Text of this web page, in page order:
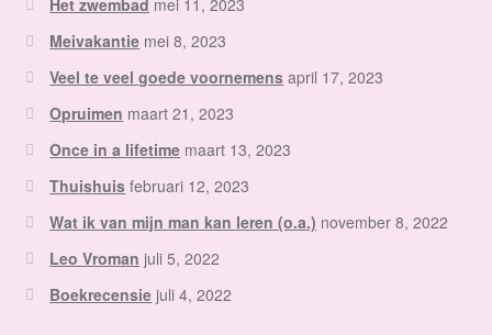
Meivakantie mei 8, 2023
Veel te veel goede voornemens april 17, 2023
Opruimen maart 21, 2023
Once in a lifetime maart 13, 2023
Thuishuis februari 12, 2023
Wat ik van mijn man kan leren (o.a.) november 8, 2022
Leo Vroman juli 5, 2022
Boekrecensie juli 4, 2022